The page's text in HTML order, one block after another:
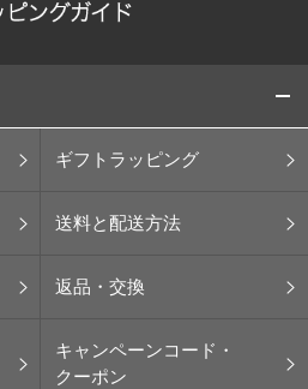
ギフトラッピング
送料と配送方法
返品・交換
キャンペーンコード・
クーポン